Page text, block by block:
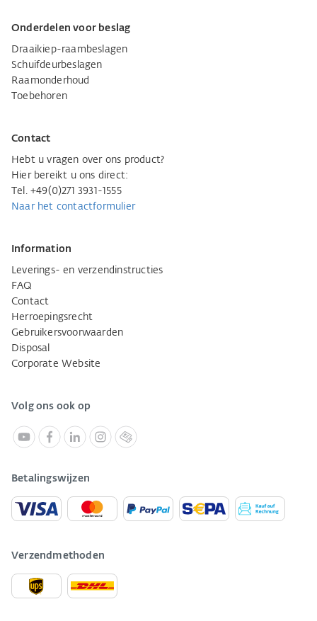
Onderdelen voor beslag
Draaikiep-raambeslagen
Schuifdeurbeslagen
Raamonderhoud
Toebehoren
Contact
Hebt u vragen over ons product?
Hier bereikt u ons direct:
Tel. +49(0)271 3931-1555
Naar het contactformulier
Information
Leverings- en verzendinstructies
FAQ
Contact
Herroepingsrecht
Gebruikersvoorwaarden
Disposal
Corporate Website
Volg ons ook op
Betalingswijzen
Verzendmethoden